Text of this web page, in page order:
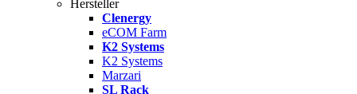
Hersteller
Clenergy
eCOM Farm
K2 Systems
K2 Systems
Marzari
SL Rack